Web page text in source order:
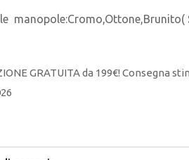
manopole:Cromo,Ottone,Brunito(
GRATUITA da 199€! Consegna